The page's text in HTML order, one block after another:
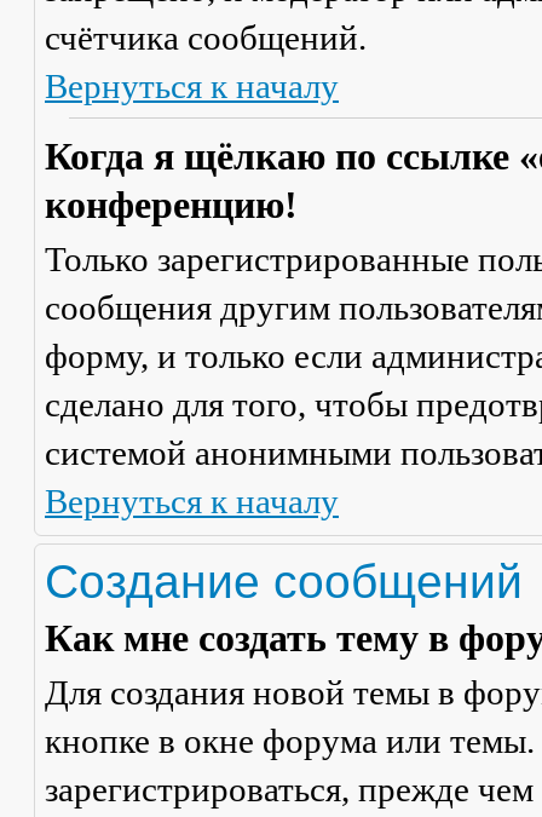
счётчика сообщений.
Вернуться к началу
Когда я щёлкаю по ссылке
конференцию!
Только зарегистрированные
сообщения другим
форму, и только если
сделано для того, чтобы
системой анонимными
Вернуться к началу
Создание сообщений
Как мне создать тему в
Для создания новой темы в
кнопке в окне форума или
зарегистрироваться, прежде